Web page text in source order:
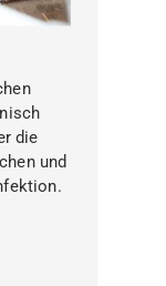
die
und